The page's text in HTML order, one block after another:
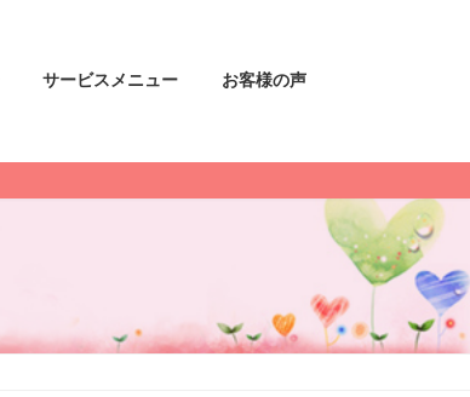
サービスメニュー お客様の声